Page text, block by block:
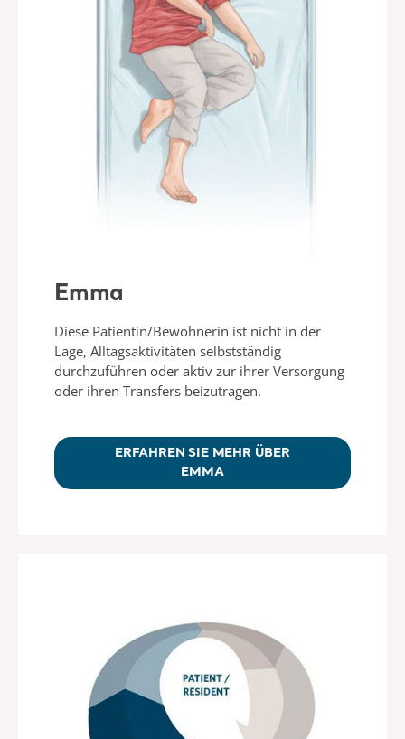
Emma
Diese Patientin/Bewohnerin ist nicht in der
Lage, Alltagsaktivitäten selbstständig
durchzuführen oder aktiv zur ihrer Versorgung
oder ihren Transfers beizutragen.
ERFAHREN SIE MEHR ÜBER
EMMA